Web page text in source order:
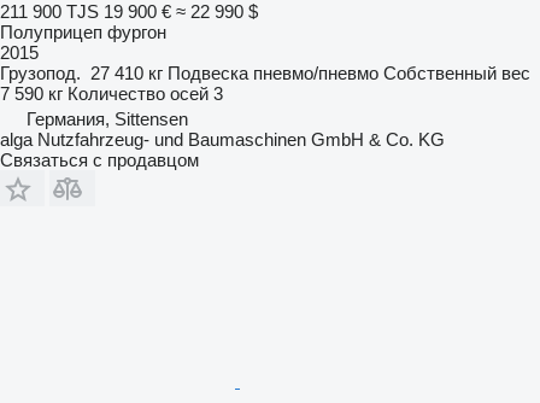
211 900 TJS 19 900 € ≈ 22 990 $
Полуприцеп фургон
2015
Грузопод. 27 410 кг Подвеска пневмо/пневмо Собственный вес
7 590 кг Количество осей 3
Германия, Sittensen
alga Nutzfahrzeug- und Baumaschinen GmbH & Co. KG
Связаться с продавцом